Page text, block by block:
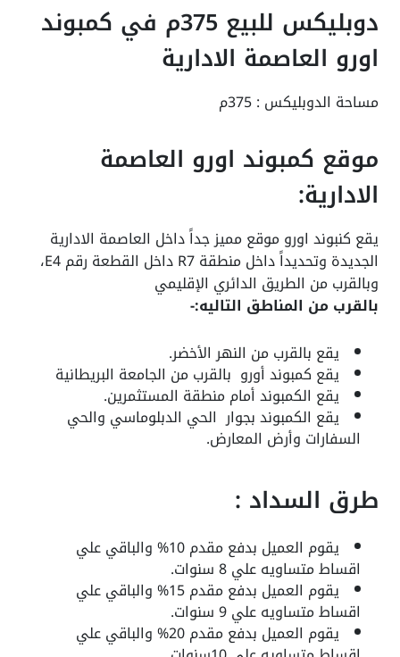
دوبليكس للبيع 375م في كمبوند
اورو العاصمة الادارية
مساحة الدوبليكس : 375م
موقع كمبوند اورو العاصمة
الادارية:
يقع كنبوند اورو موقع مميز جداً داخل العاصمة الادارية
الجديدة وتحديداً داخل منطقة R7 داخل القطعة رقم E4،
وبالقرب من الطريق الدائري الإقليمي
بالقرب من المناطق التاليه:-
يقع بالقرب من النهر الأخضر.
يقع كمبوند أورو بالقرب من الجامعة البريطانية
يقع الكمبوند أمام منطقة المستثمرين.
يقع الكمبوند بجوار الحي الدبلوماسي والحي
السفارات وأرض المعارض.
طرق السداد :
يقوم العميل بدفع مقدم 10% والباقي علي
اقساط متساويه علي 8 سنوات.
يقوم العميل بدفع مقدم 15% والباقي علي
اقساط متساويه علي 9 سنوات.
يقوم العميل بدفع مقدم 20% والباقي علي